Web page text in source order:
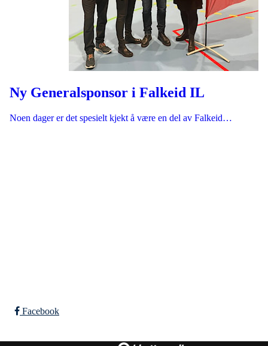
Ny Generalsponsor i Falkeid IL
Noen dager er det spesielt kjekt å være en del av Falkeid…
Facebook